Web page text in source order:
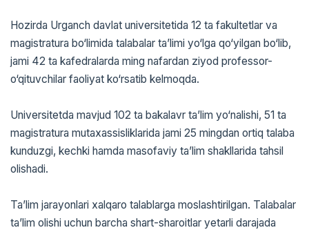
Hozirda Urganch davlat universitetida 12 ta fakultetlar va
magistratura bo‘limida talabalar ta’limi yo‘lga qo‘yilgan bo‘lib,
jami 42 ta kafedralarda ming nafardan ziyod professor-
o‘qituvchilar faoliyat ko‘rsatib kelmoqda.
Universitetda mavjud 102 ta bakalavr ta’lim yo‘nalishi, 51 ta
magistratura mutaxassisliklarida jami 25 mingdan ortiq talaba
kunduzgi, kechki hamda masofaviy ta’lim shakllarida tahsil
olishadi.
Ta’lim jarayonlari xalqaro talablarga moslashtirilgan. Talabalar
ta’lim olishi uchun barcha shart-sharoitlar yetarli darajada